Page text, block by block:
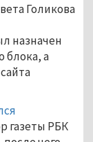
Голикова
назначен
блока, а
газеты РБК